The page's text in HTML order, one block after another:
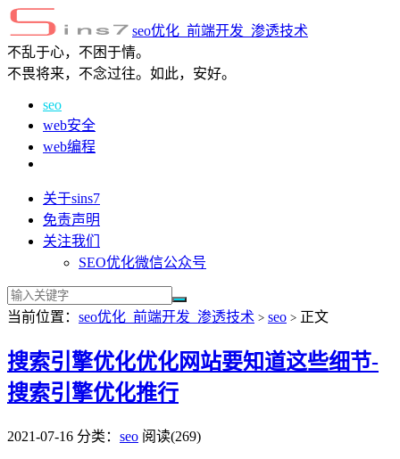
seo优化_前端开发_渗透技术
不乱于心，不困于情。
不畏将来，不念过往。如此，安好。
seo
web安全
web编程
关于sins7
免责声明
关注我们
SEO优化微信公众号
当前位置： seo优化_前端开发_渗透技术 > seo > 正文
搜索引擎优化优化网站要知道这些细节-
搜索引擎优化推行
2021-07-16 分类： seo 阅读(269)